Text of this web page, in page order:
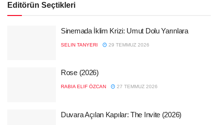
Editörün Seçtikleri
Sinemada İklim Krizi: Umut Dolu Yarınlara
SELIN TANYERI 29 TEMMUZ 2026
Rose (2026)
RABIA ELIF ÖZCAN 27 TEMMUZ 2026
Duvara Açılan Kapılar: The Invite (2026)